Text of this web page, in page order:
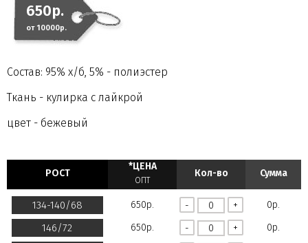
650р.
от 10000р.
Состав: 95% х/б, 5% - полиэстер
Ткань - кулирка с лайкрой
цвет - бежевый
РОСТ
*ЦЕНА
ОПТ
Кол-во Сумма
134-140/68 650р. - + 0р.
146/72 650р. - + 0р.